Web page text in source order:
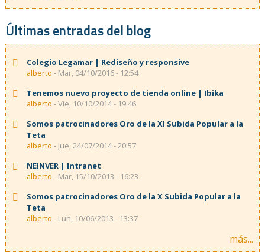
Últimas entradas del blog
Colegio Legamar | Rediseño y responsive
alberto - Mar, 04/10/2016 - 12:54
Tenemos nuevo proyecto de tienda online | Ibika
alberto - Vie, 10/10/2014 - 19:46
Somos patrocinadores Oro de la XI Subida Popular a la
Teta
alberto - Jue, 24/07/2014 - 20:57
NEINVER | Intranet
alberto - Mar, 15/10/2013 - 16:23
Somos patrocinadores Oro de la X Subida Popular a la
Teta
alberto - Lun, 10/06/2013 - 13:37
más...